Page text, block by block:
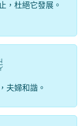
，杜絕它發展。
夫婦和諧。